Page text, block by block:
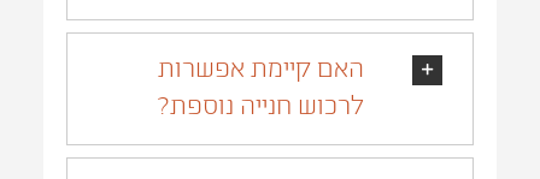
האם קיימת אפשרות
לרכוש חנייה נוספת?